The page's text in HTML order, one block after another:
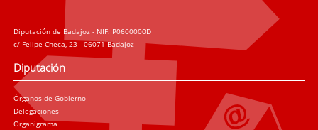
Diputación de Badajoz - NIF: P0600000D
c/ Felipe Checa, 23 - 06071 Badajoz
Diputación
Órganos de Gobierno
Delegaciones
Organigrama